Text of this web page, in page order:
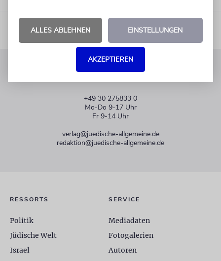
+49 30 275833 0
Mo-Do 9-17 Uhr
Fr 9-14 Uhr
verlag@juedische-allgemeine.de
redaktion@juedische-allgemeine.de
RESSORTS
Politik
Jüdische Welt
Israel
SERVICE
Mediadaten
Fotogalerien
Autoren
ALLES ABLEHNEN EINSTELLUNGEN
AKZEPTIEREN